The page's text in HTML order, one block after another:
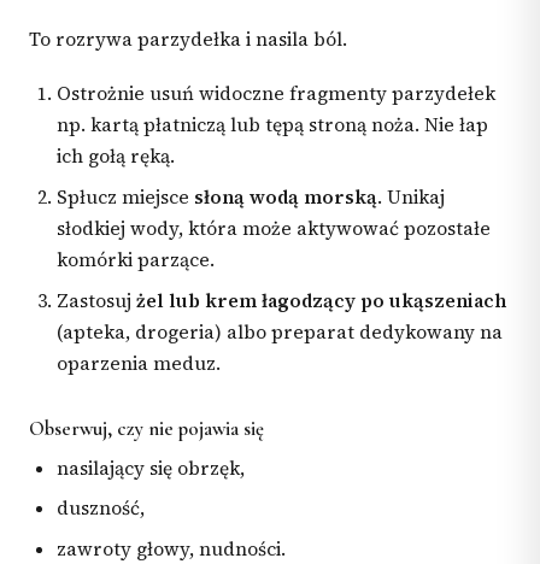
To rozrywa parzydełka i nasila ból.
Ostrożnie usuń widoczne fragmenty parzydełek
np. kartą płatniczą lub tępą stroną noża. Nie łap
ich gołą ręką.
Spłucz miejsce słoną wodą morską. Unikaj
słodkiej wody, która może aktywować pozostałe
komórki parzące.
Zastosujżel lub krem łagodzący po ukąszeniach
(apteka, drogeria) albo preparat dedykowany na
oparzenia meduz.
Obserwuj, czy nie pojawia się
nasilający się obrzęk,
duszność,
zawroty głowy, nudności.